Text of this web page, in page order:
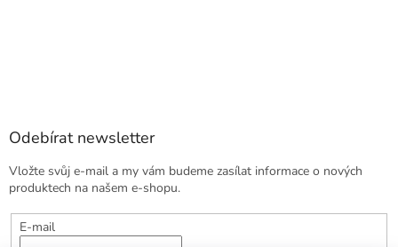
Odebírat newsletter
Vložte svůj e-mail a my vám budeme zasílat informace o nových
produktech na našem e-shopu.
E-mail